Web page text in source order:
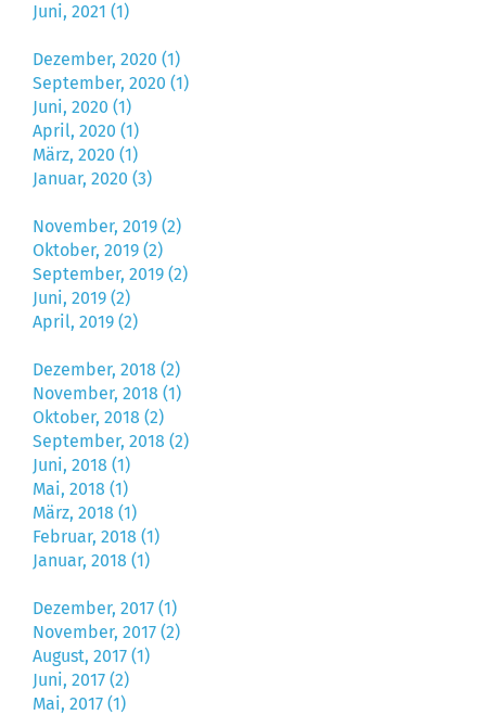
Juni, 2021 (1)
Dezember, 2020 (1)
September, 2020 (1)
Juni, 2020 (1)
April, 2020 (1)
März, 2020 (1)
Januar, 2020 (3)
November, 2019 (2)
Oktober, 2019 (2)
September, 2019 (2)
Juni, 2019 (2)
April, 2019 (2)
Dezember, 2018 (2)
November, 2018 (1)
Oktober, 2018 (2)
September, 2018 (2)
Juni, 2018 (1)
Mai, 2018 (1)
März, 2018 (1)
Februar, 2018 (1)
Januar, 2018 (1)
Dezember, 2017 (1)
November, 2017 (2)
August, 2017 (1)
Juni, 2017 (2)
Mai, 2017 (1)